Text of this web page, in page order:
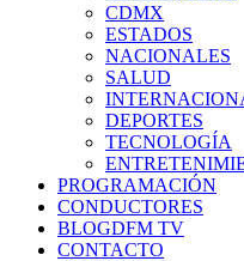
CDMX
ESTADOS
NACIONALES
SALUD
DEPORTES
TECNOLOGÍA
PROGRAMACIÓN
CONDUCTORES
BLOGDFM TV
CONTACTO